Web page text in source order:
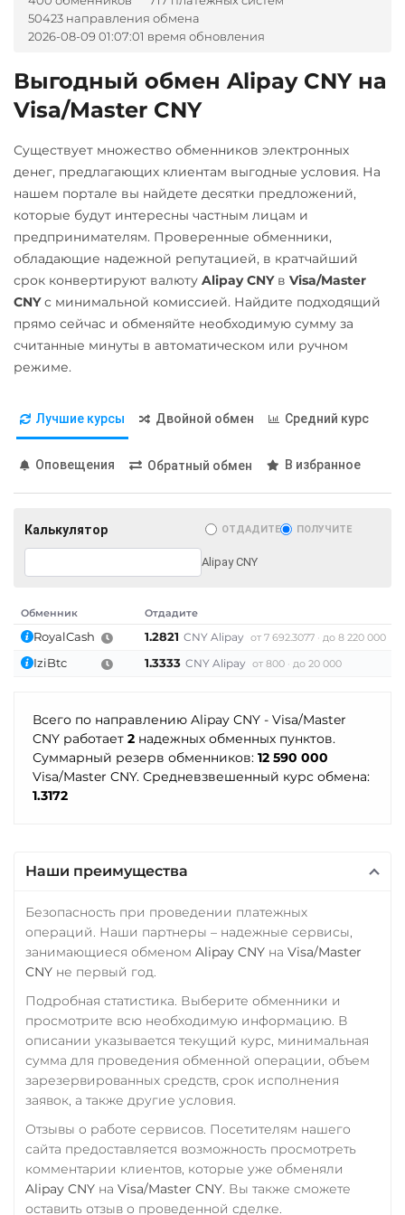
Horizen (ZEN)
ICON (ICX)
IOTA (MIOTA)
Lido DAO (LDO)
Litecoin (LTC)
Monero (XMR)
NEO
Ontology (ONT)
Optimism (OP)
Pax Dollar (USDP)
ERC20
Pepe
Pol (ex-MATIC)
POL
Ravencoin (RVN)
Ripple (XRP)
Solana (SOL)
StableUSD (USDS)
Starknet (STRK)
Synthetix (SNX)
Terra (LUNA)
Tether (USDT)
ERC20 TRC20
BEP20
SOL
POL
ARB
AVAXC
OP
TON
NEAR
Tether Gold (XAUt)
Tezos (XTZ)
THETA
Карта МИР RUB
RUB PLN VND
МТС Банк RUB
Открытие RUB
Почта Банк RUB
Промсвязьбанк RUB
Райффайзен
RUB
РНКБ RUB
Росбанк RUB
Россельхоз банк RUB
Сбербанк
RUB
Фридом Банк KZT
Центр Кредит KZT
Tether Gold (XAUt)
Tezos (XTZ)
Tron (TRX)
TrueUSD (TUSD)
Uniswap (UNI)
ERC20
USD Coin (USDC)
ERC20 BEP20
Polygon
ARB
OP
BASE
Utopia USD (UUSD)
VeChain (VET)
HUF
Альфа-Банк
Беларусбанк BYN
ВТБ Банк RUB
Газпромбанк RUB
Евразийский Банк KZT
ЕРИП Расчет BYN
Любой банк
USD RUB EUR
GBP
GEL
МТС Банк RUB
ОТП Банк
UAH
Почта Банк RUB
Приват24
UAH
РНКБ RUB
Россельхоз банк RUB
Русский Стандарт RUB
Сбербанк
RUB KZT QR RUB
Тинькофф
RUB QR RUB
50423 направления обмена
2026-08-09 01:07:01 время обновления
Выгодный обмен Alipay CNY на
Visa/Master CNY
Существует множество обменников электронных
денег, предлагающих клиентам выгодные условия. На
нашем портале вы найдете десятки предложений,
которые будут интересны частным лицам и
предпринимателям. Проверенные обменники,
обладающие надежной репутацией, в кратчайший
срок конвертируют валюту Alipay CNYв Visa/Master
CNYс минимальной комиссией. Найдите подходящий
прямо сейчас и обменяйте необходимую сумму за
считанные минуты в автоматическом или ручном
режиме.
Лучшие курсы Двойной обмен Средний курс
Оповещения Обратный обмен В избранное
Калькулятор ОТДАДИТЕ ПОЛУЧИТЕ
Alipay CNY
Обменник Отдадите
RoyalCash 1.2821 CNY Alipay от 7 692.3077 до 8 220 000
IziBtc
1.3333 CNY Alipay от 800 до 20 000
Всего по направлению Alipay CNY - Visa/Master
CNY работает 2 надежных обменных пунктов.
Суммарный резерв обменников: 12 590 000
Visa/Master CNY. Средневзвешенный курс обмена:
1.3172
Наши преимущества
Безопасность при проведении платежных
операций. Наши партнеры – надежные сервисы,
занимающиеся обменом Alipay CNY на Visa/Master
CNY не первый год.
Подробная статистика. Выберите обменники и
просмотрите всю необходимую информацию. В
описании указывается текущий курс, минимальная
сумма для проведения обменной операции, объем
зарезервированных средств, срок исполнения
заявок, а также другие условия.
Отзывы о работе сервисов. Посетителям нашего
сайта предоставляется возможность просмотреть
комментарии клиентов, которые уже обменяли
Alipay CNY на Visa/Master CNY. Вы также сможете
оставить отзыв о проведенной сделке.